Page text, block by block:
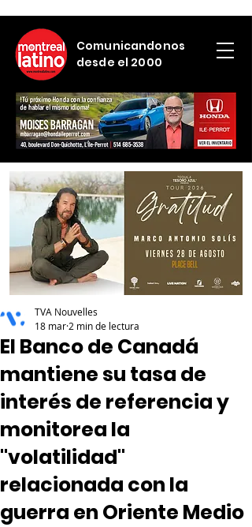
Comunicandonos
desde el 2000
El Banco de Canadá
mantiene su tasa de
interés de referencia y
monitorea la
"volatilidad"
relacionada con la
guerra en Oriente Medio
TVA Nouvelles
18 mar 2 min de lectura